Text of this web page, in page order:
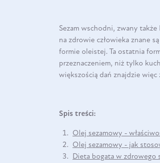
Sezam wschodni, zwany
na zdrowie człowieka znane
formie oleistej. Ta ostatnia
przeznaczeniem, niż tylko
większością dań znajdzie
Spis treści:
Olej sezamowy -
Olej sezamowy - jak
Dieta bogata w zdrowego